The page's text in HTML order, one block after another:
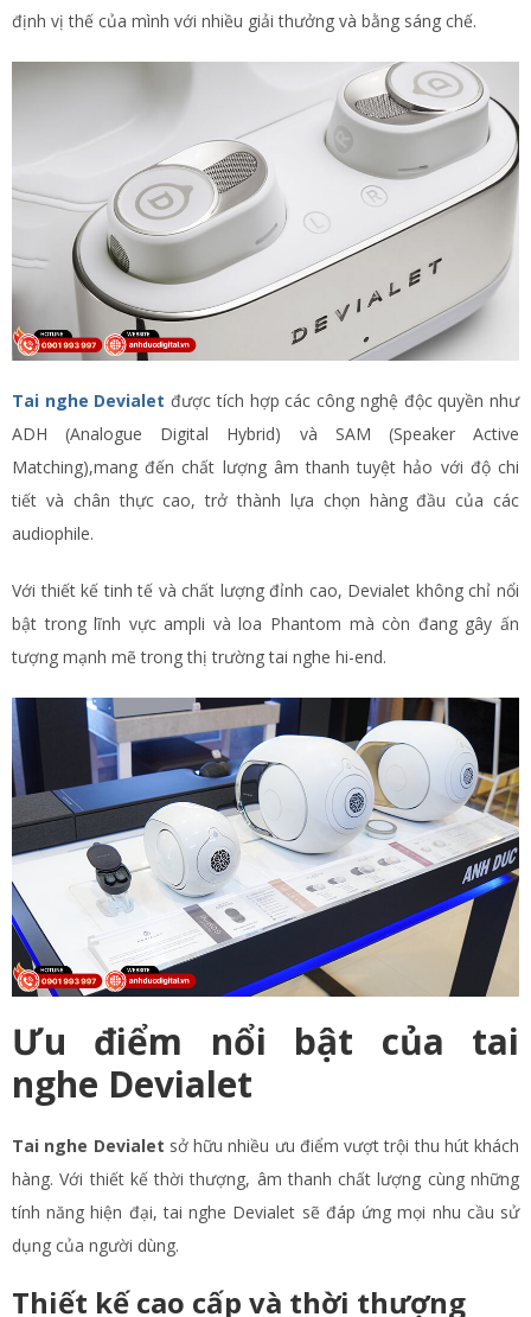
định vị thế của mình với nhiều giải thưởng và bằng sáng chế.
Tai nghe Devialet được tích hợp các công nghệ độc quyền như
ADH (Analogue Digital Hybrid) và SAM (Speaker Active
Matching),mang đến chất lượng âm thanh tuyệt hảo với độ chi
tiết và chân thực cao, trở thành lựa chọn hàng đầu của các
audiophile.
Với thiết kế tinh tế và chất lượng đỉnh cao, Devialet không chỉ nổi
bật trong lĩnh vực ampli và loa Phantom mà còn đang gây ấn
tượng mạnh mẽ trong thị trường tai nghe hi-end.
Ưu điểm nổi bật của tai
nghe Devialet
Tai nghe Devialet sở hữu nhiều ưu điểm vượt trội thu hút khách
hàng. Với thiết kế thời thượng, âm thanh chất lượng cùng những
tính năng hiện đại, tai nghe Devialet sẽ đáp ứng mọi nhu cầu sử
dụng của người dùng.
Thiết kế cao cấp và thời thượng